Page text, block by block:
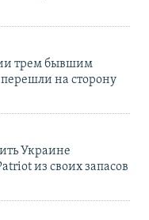
трем бывшим
на сторону
Украине
из своих запасов